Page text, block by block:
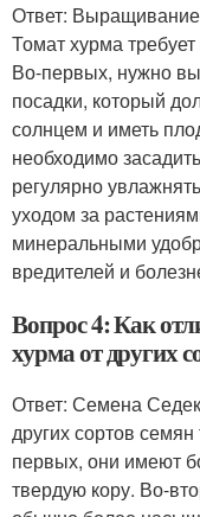
Ответ:
Томат хурма
Во-первых, нужно
посадки, который
солнцем и иметь
необходимо
регулярно
уходом за
минеральными
вредителей и
Вопрос 4: Как
хурма от других
Ответ: Семена
других сортов
первых, они имеют
твердую кору. Во-